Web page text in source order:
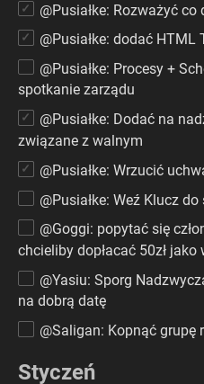
@Pusiałke: Rozważyć
@Pusiałke: dodać HTML
@Pusiałke: Procesy +
spotkanie zarządu
@Pusiałke: Dodać na
związane z walnym
@Pusiałke: Wrzucić
@Pusiałke: Weź Klucz
@Goggi: popytać się
chcieliby dopłacać 50zł
@Yasiu: Sporg
na dobrą datę
@Saligan: Kopnąć
Styczeń